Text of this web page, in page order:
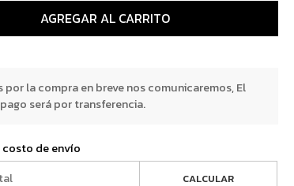
AGREGAR AL CARRITO
por la compra en breve nos comunicaremos, El
será por transferencia.
costo de envío
CALCULAR